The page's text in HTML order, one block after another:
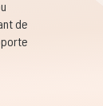
de